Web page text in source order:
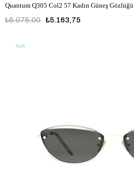
Quantum Q305 Col2 57 Kadın Güneş Gözlüğü
₺5.163,75
₺6.075,00
%15